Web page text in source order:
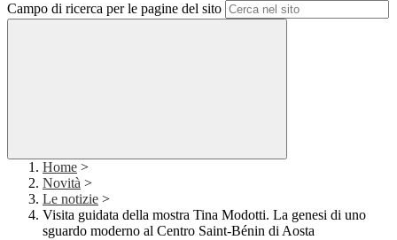
Campo di ricerca per le pagine del sito
Home >
Novità >
Le notizie >
Visita guidata della mostra Tina Modotti. La genesi di uno
sguardo moderno al Centro Saint-Bénin di Aosta